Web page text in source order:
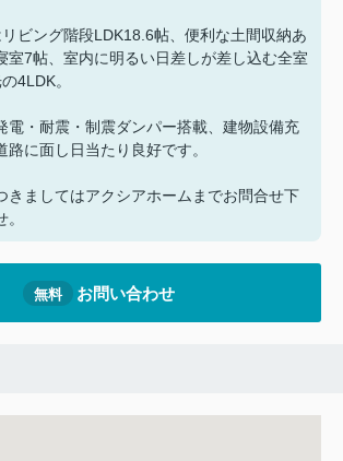
ビング階段LDK18.6帖、便利な土間収納あ
室7帖、室内に明るい日差しが差し込む全室
4LDK。
電・耐震・制震ダンパー搭載、建物設備充
路に面し日当たり良好です。
きましてはアクシアホームまでお問合せ下
無料 お問い合わせ